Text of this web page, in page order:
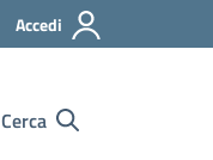
Accedi
Cerca